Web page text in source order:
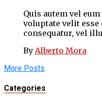
Quis autem vel
voluptate velit
consequatur, vel
By Alberto Mora
More Posts
Categories